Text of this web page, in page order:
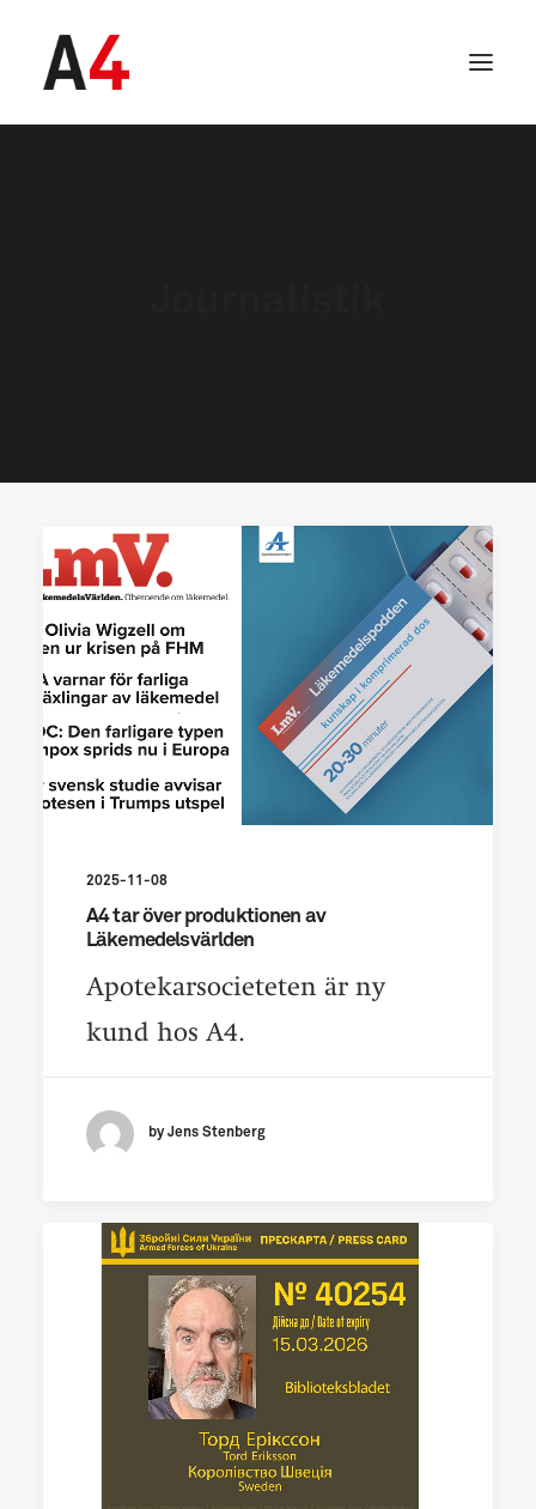
SEARCH
2025-11-08
A4 tar över produktionen av
Läkemedelsvärlden
Apotekarsocieteten är ny
kund hos A4.
by Jens Stenberg